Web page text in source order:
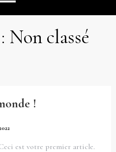
Non classé
!
est votre premier article.